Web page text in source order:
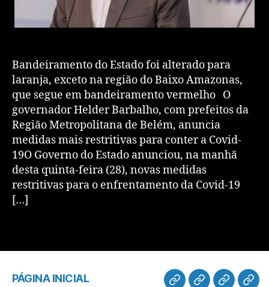
Bandeiramento do Estado foi alterado para
laranja, exceto na região do Baixo Amazonas,
que segue em bandeiramento vermelho O
governador Helder Barbalho, com prefeitos da
Região Metropolitana de Belém, anuncia
medidas mais restritivas para conter a Covid-
19O Governo do Estado anunciou, na manhã
desta quinta-feira (28), novas medidas
restritivas para o enfrentamento da Covid-19
[…]
PÁGINA INICIAL